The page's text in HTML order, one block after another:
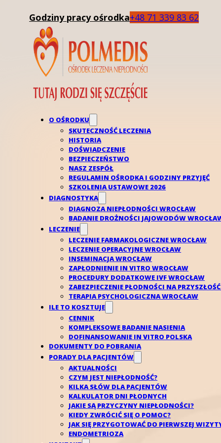
Godziny pracy ośrodka+48 71 339 83 62
O OŚRODKU
SKUTECZNOŚĆ LECZENIA
HISTORIA
DOŚWIADCZENIE
BEZPIECZEŃSTWO
NASZ ZESPÓŁ
REGULAMIN OŚRODKA I GODZINY PRZYJĘĆ
SZKOLENIA USTAWOWE 2026
DIAGNOSTYKA
DIAGNOZA NIEPŁODNOŚCI WROCŁAW
BADANIE DROŻNOŚCI JAJOWODÓW
LECZENIE
LECZENIE FARMAKOLOGICZNE WROCŁAW
LECZENIE OPERACYJNE WROCŁAW
INSEMINACJA WROCŁAW
ZAPŁODNIENIE IN VITRO WROCŁAW
PROCEDURY DODATKOWE IVF WROCŁAW
ZABEZPIECZENIE PŁODNOŚCI NA
TERAPIA PSYCHOLOGICZNA WROCŁAW
ILE TO KOSZTUJE
CENNIK
KOMPLEKSOWE BADANIE NASIENIA
DOFINANSOWANIE IN VITRO POLSKA
DOKUMENTY DO POBRANIA
PORADY DLA PACJENTÓW
AKTUALNOŚCI
CZYM JEST NIEPŁODNOŚĆ?
KILKA SŁÓW DLA PACJENTÓW
KALKULATOR DNI PŁODNYCH
JAKIE SĄ PRZYCZYNY NIEPŁODNOŚCI?
KIEDY ZWRÓCIĆ SIĘ O POMOC?
JAK SIĘ PRZYGOTOWAĆ DO PIERWSZEJ
ENDOMETRIOZA
Zapłodnienie in
Zapłodnienie in vitro –